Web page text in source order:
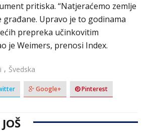
pritiska. “Natjeraćemo zemlje
građane. Upravo je to godinama
prepreka učinkovitim
je Weimers, prenosi Index.
, Švedska
Google+ Pinterest